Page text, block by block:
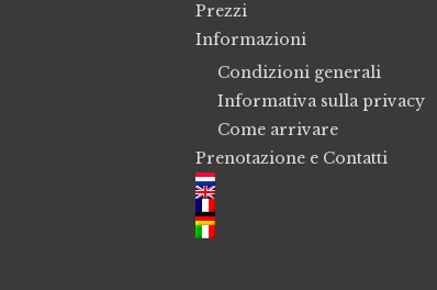
Prezzi
Informazioni
Condizioni generali
Informativa sulla privacy
Come arrivare
Prenotazione e Contatti